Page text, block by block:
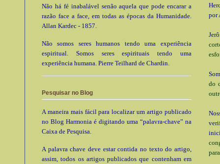
por
do
Não há fé inabalável senão aquela que pode encarar a
razão face a face, em todas as épocas da Humanidade.
Allan Kardec - 1857.
Não somos seres humanos tendo uma experiência
espiritual. Somos seres espirituais tendo uma
experiência humana. Pierre Teilhard de Chardin.
Pesquisar no Blog
A maneira mais fácil para localizar um artigo publicado
no Blog Harmonia é digitando uma “palavra-chave” na
Caixa de Pesquisa.
A palavra chave deve estar contida no texto do artigo,
assim, todos os artigos publicados que contenham em